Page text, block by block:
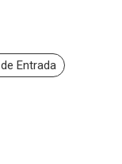
Entrada